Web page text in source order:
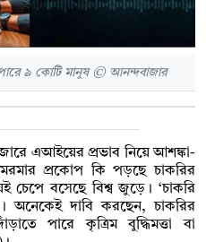
৯ কোটি মানুষ © আনন্দবাজার
এআইয়ের প্রভাব নিয়ে আশঙ্কা-
প্রকোপ কি পড়ছে চাকরির
চেপে বসেছে বিশ্ব জুড়ে। ‘চাকরি
অনেকেই দাবি করছেন, চাকরির
পারে কৃত্রিম বুদ্ধিমত্তা বা